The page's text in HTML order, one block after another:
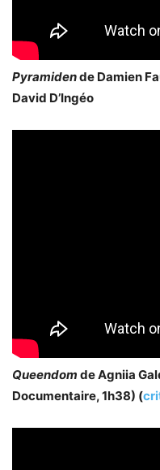
Pyramidende Damien
David D’Ingéo
Queendom de Agniia
Documentaire, 1h38) (